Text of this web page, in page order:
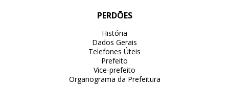
PERDÕES
História
Dados Gerais
Telefones Úteis
Prefeito
Vice-prefeito
Organograma da Prefeitura